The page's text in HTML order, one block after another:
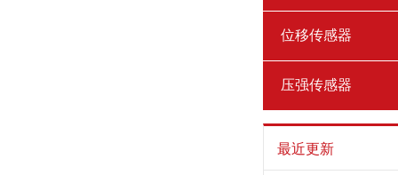
位移传感器
压强传感器
最近更新